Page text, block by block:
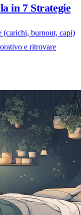
in 7 Strategie
(carichi, burnout, capi)
e ritrovare